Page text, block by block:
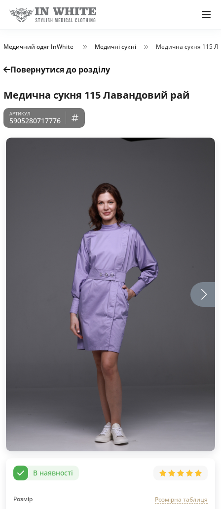
Медичний одяг InWhite Медичні сукні Медична сукня 115
Повернутися до розділу
Медична сукня 115 Лавандовий рай
5905280717776
В наявності
Розмір Розмірна таблиця